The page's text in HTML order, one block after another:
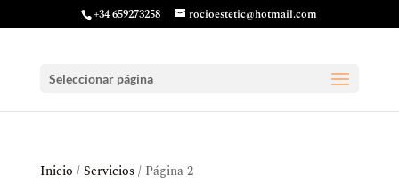
+34 659273258 rocioestetic@hotmail.com
Seleccionar página
Inicio /Servicios/ Página 2